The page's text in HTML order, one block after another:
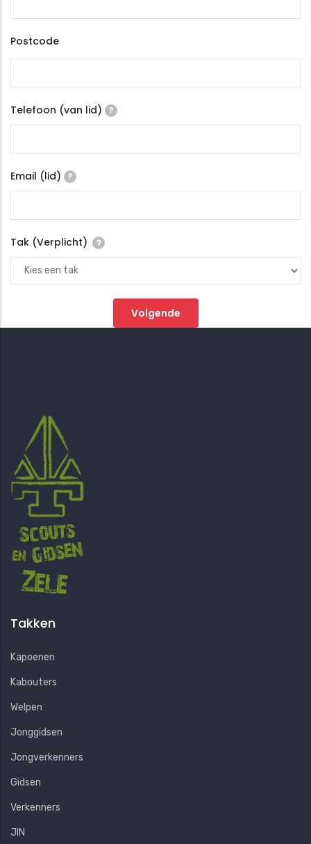
Postcode
Telefoon (van lid) ?
Email (lid) ?
Tak (Verplicht) ?
Takken
Kapoenen
Kabouters
Welpen
Jonggidsen
Jongverkenners
Gidsen
Verkenners
JIN